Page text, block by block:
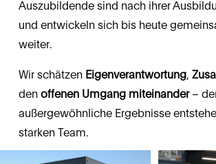
Auszubildende sind nach ihrer
und entwickeln sich bis heute
weiter.
Wir schätzen Eigenverantwortung,
den offenen Umgang miteinander –
außergewöhnliche Ergebnisse
starken Team.